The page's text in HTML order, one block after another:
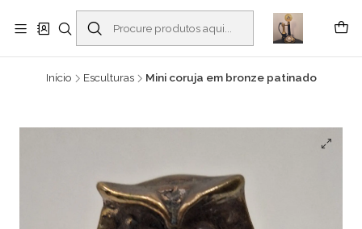
Buscantiguidades - Leilões. Colecionismo e antiguidades em Viana do
Castelo -
Ler mais
Início Esculturas Mini coruja em bronze patinado